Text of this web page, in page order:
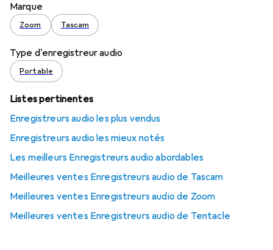
Marque
Zoom Tascam
Type d'enregistreur audio
Portable
Listes pertinentes
Enregistreurs audio les plus vendus
Enregistreurs audio les mieux notés
Les meilleurs Enregistreurs audio abordables
Meilleures ventes Enregistreurs audio de Tascam
Meilleures ventes Enregistreurs audio de Zoom
Meilleures ventes Enregistreurs audio de Tentacle